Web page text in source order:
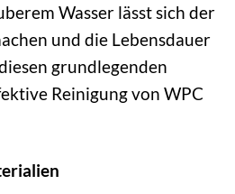
Wasser lässt sich der
und die Lebensdauer
grundlegenden
Reinigung von WPC